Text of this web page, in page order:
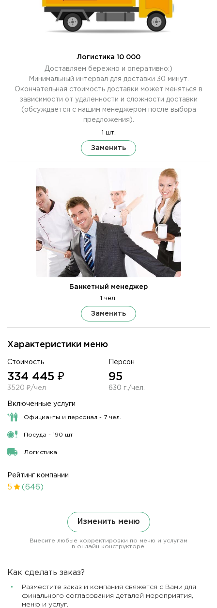
Характеристики меню
Стоимость
334 445 ₽
3520 ₽/чел
Персон
95
630 г./чел.
Включенные услуги
Официанты и персонал - 7 чел.
Посуда - 190 шт
Логистика
Рейтинг компании
5 (646)
Изменить меню
Внесите любые корректировки по меню и услугам
в онлайн конструкторе.
Логистика 10 000
Доставляем бережно и оперативно:)
Минимальный интервал для доставки 30 минут.
Окончательная стоимость доставки может меняться в
зависимости от удаленности и сложности доставки
(обсуждается с нашим менеджером после выбора
предложения).
1 шт.
Заменить
Банкетный менеджер
1 чел.
Заменить
Как сделать заказ?
Разместите заказ и компания свяжется с Вами для
финального согласования деталей мероприятия,
меню и услуг.